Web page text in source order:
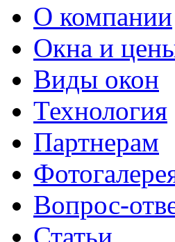
О компании
Окна и
Виды окон
Технология
Партнерам
Вопрос-
Статьи